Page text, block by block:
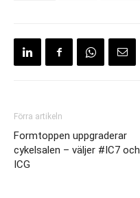
Förra artikeln
Formtoppen uppgraderar
cykelsalen – väljer #IC7 och
ICG